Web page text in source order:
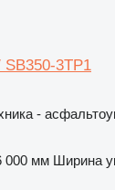
3TP1
-
000 мм Ширина